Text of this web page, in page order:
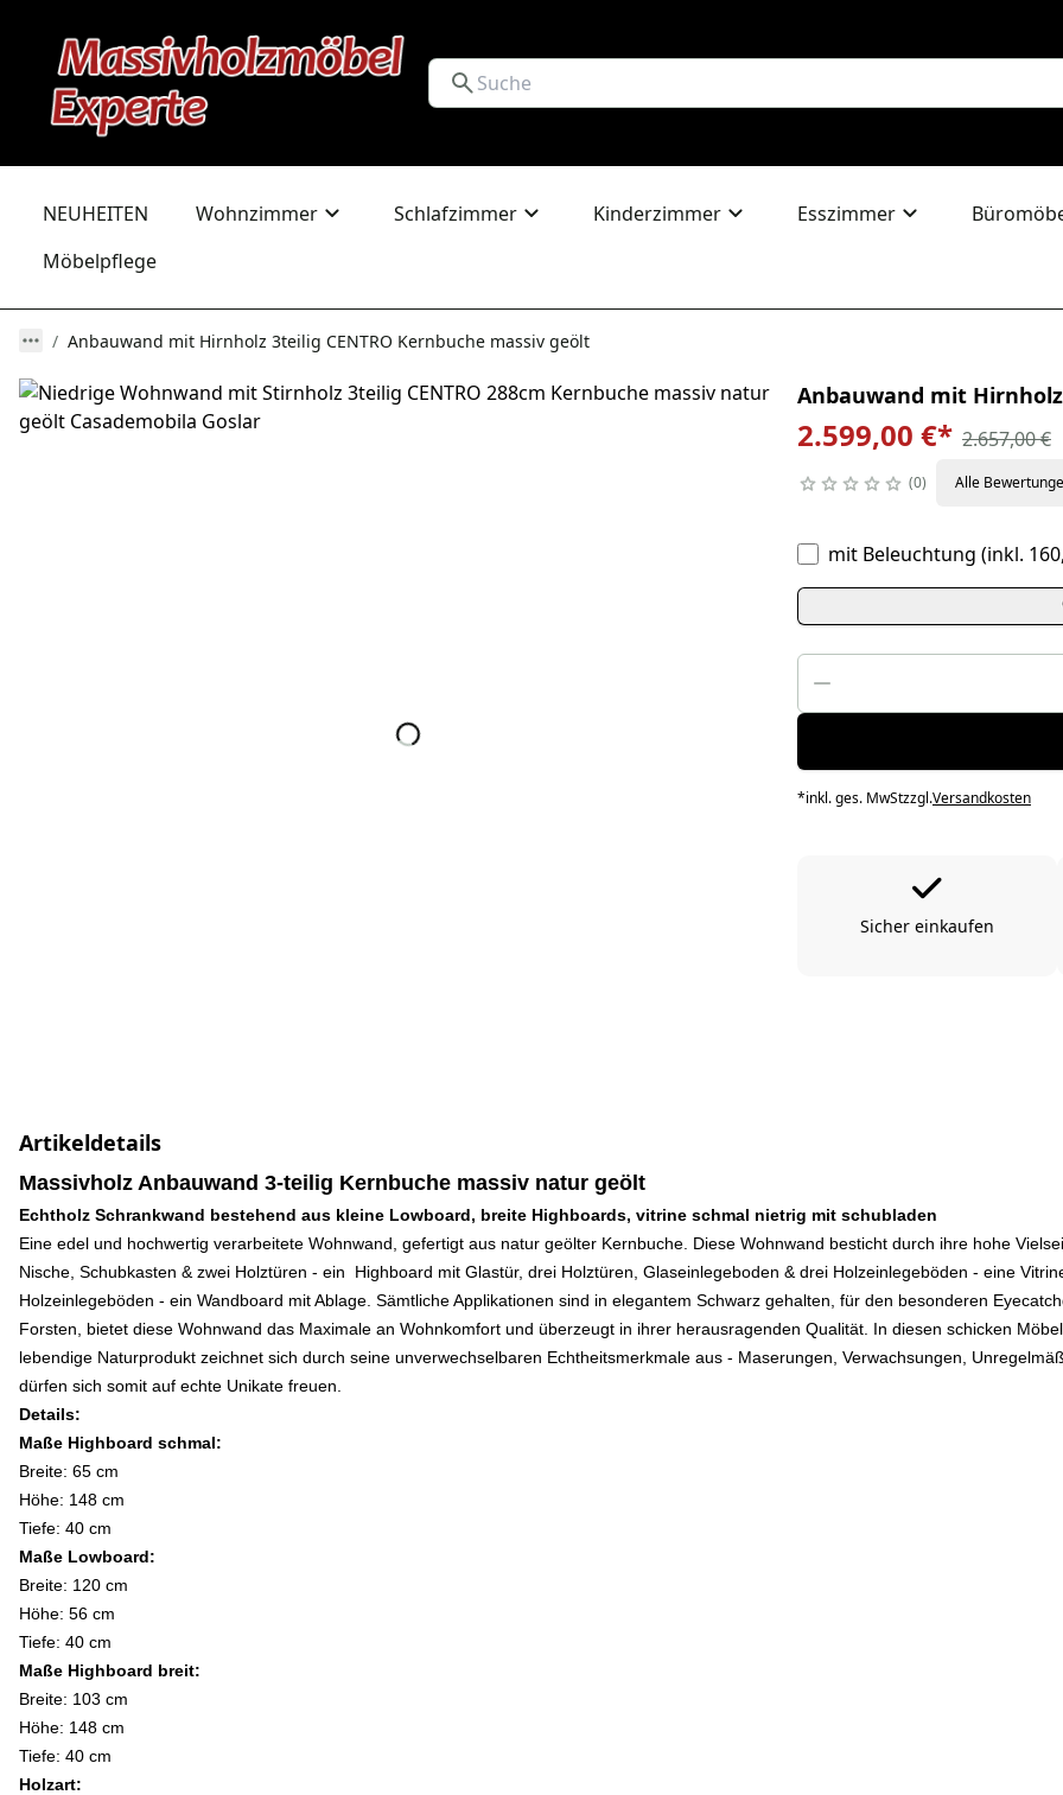
NEUHEITEN Wohnzimmer Schlafzimmer Kinderzimmer Esszimmer
Möbelpflege
Anbauwand mit Hirnholz 3teilig CENTRO Kernbuche massiv geölt
Anbauwand mit
2.599,00 €* 2.657,00 €
0 Alle
mit Beleuchtung (inkl.
*inkl. ges. MwStzzgl.Versandkosten
Sicher einkaufen
Artikeldetails
Massivholz Anbauwand 3-teilig Kernbuche massiv natur geölt
Echtholz Schrankwand bestehend aus kleine Lowboard, breite Highboards, vitrine schmal nietrig mit schubladen
Eine edel und hochwertig verarbeitete Wohnwand, gefertigt aus natur geölter Kernbuche. Diese Wohnwand besticht durch ihre hohe
Nische, Schubkasten & zwei Holztüren - ein Highboard mit Glastür, drei Holztüren, Glaseinlegeboden & drei Holzeinlegeböden - eine
Holzeinlegeböden - ein Wandboard mit Ablage. Sämtliche Applikationen sind in elegantem Schwarz gehalten, für den besonderen
Forsten, bietet diese Wohnwand das Maximale an Wohnkomfort und überzeugt in ihrer herausragenden Qualität. In diesen schicken
lebendige Naturprodukt zeichnet sich durch seine unverwechselbaren Echtheitsmerkmale aus - Maserungen, Verwachsungen,
dürfen sich somit auf echte Unikate freuen.
Details:
Maße Highboard schmal:
Breite: 65 cm
Höhe: 148 cm
Tiefe: 40 cm
Maße Lowboard:
Breite: 120 cm
Höhe: 56 cm
Tiefe: 40 cm
Maße Highboard breit:
Breite: 103 cm
Höhe: 148 cm
Tiefe: 40 cm
Holzart: